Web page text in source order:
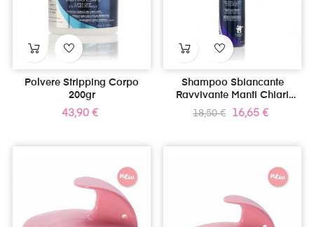
Polvere Stripping Corpo
200gr
Prezzo
43,90 €
Shampoo Sbiancante
Ravvivante Manti Chiari
250ml
Prezzo
18,50 € Prezzo
16,65 €